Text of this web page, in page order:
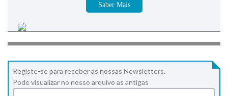
Saber Mais
Registe-se para receber as nossas Newsletters.
Pode visualizar no nosso arquivo as antigas